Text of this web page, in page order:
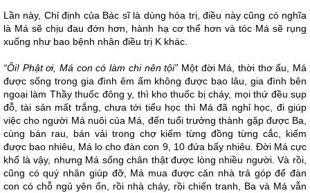
Lần này, Chỉ định của Bác sĩ là dùng hóa trị, điều này cũng có nghĩa
là Má sẽ chịu đau đớn hơn, hành hạ cơ thể hơn và tóc Má sẽ rụng
xuống như bao bệnh nhân điều trị K khác.
“Ôi! Phật ơi, Má con có làm chi nên tội” Một đời Má, thời thơ ấu, Má
được sống trong gia đình êm ấm không được bao lâu, gia đình bên
ngoại làm Thầy thuốc đông y, thì kho thuốc bị cháy, mọi thứ đều sụp
đỗ, tài sản mất trắng, chưa tới tiểu học thì Má đã nghỉ học, đi giúp
việc cho người Má nuôi của Má, đến tuổi trưởng thành gặp được Ba,
cùng bán rau, bán vải trong chợ kiếm từng đồng từng cắc, kiếm
được bao nhiêu, Má lo cho đàn con 9, 10 đứa bấy nhiêu. Đời Má cực
khổ là vậy, nhưng Má sống chân thật được lòng nhiều người. Và rồi,
cũng có quý nhân giúp đỡ, Má mua được căn nhà trả góp để đàn
con có chỗ ngủ yên ổn, rồi nhà cháy, rồi chiến tranh, Ba và Má vẫn